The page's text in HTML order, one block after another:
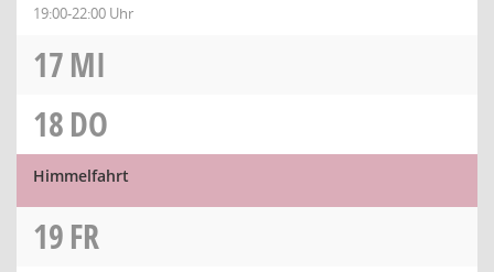
19:00-22:00 Uhr
17MI
18DO
Himmelfahrt
19FR